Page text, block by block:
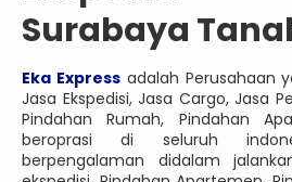
Surabaya
Eka Expressadalah Perusahaan
Jasa Ekspedisi, Jasa Cargo, Jasa
Pindahan Rumah, Pindahan
beroprasi di seluruh
berpengalaman didalam